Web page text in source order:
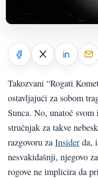
Takozvani “Rogati
ostavljajući za sobom
Sunca. No, unatoč
stručnjak za takve
razgovoru za Insider da,
nesvakidašnji, njegovo
rogove ne implicira da